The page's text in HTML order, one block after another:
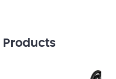
Products